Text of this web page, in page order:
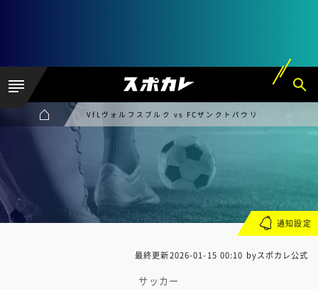
VfLヴォルフスブルク vs FCザンクトパウリ
最終更新2026-01-15 00:10 byスポカレ公式
サッカー
通知設定